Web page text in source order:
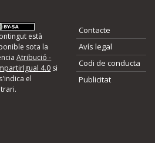
nos millores o
proposar alguna millora, ompliu els
o l'error del qual voleu informar-
està
sota la
Atribució -
4.0 si
el
Contacte
Avís legal
Codi de conducta
Publicitat